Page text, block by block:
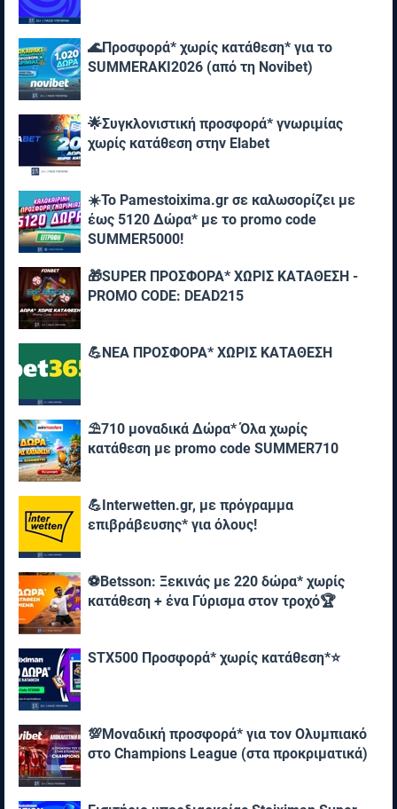
🌊Προσφορά* χωρίς κατάθεση* για το
SUMMERAKI2026 (από τη Novibet)
🌟Συγκλονιστική προσφορά* γνωριμίας
χωρίς κατάθεση στην Elabet
☀️To Pamestoixima.gr σε καλωσορίζει με
έως 5120 Δώρα* με το promo code
SUMMER5000!
🎁SUPER ΠΡΟΣΦΟΡΑ* ΧΩΡΙΣ ΚΑΤΑΘΕΣΗ -
PROMO CODE: DEAD215
💪ΝΕΑ ΠΡΟΣΦΟΡΑ* ΧΩΡΙΣ ΚΑΤΑΘΕΣΗ
⛱️710 μοναδικά Δώρα* Όλα χωρίς
κατάθεση με promo code SUMMER710
💪Interwetten.gr, με πρόγραμμα
επιβράβευσης* για όλους!
⚽Betsson: Ξεκινάς με 220 δώρα* χωρίς
κατάθεση + ένα Γύρισμα στον τροχό🏆
STX500 Προσφορά* χωρίς κατάθεση*⭐
💯Μοναδική προσφορά* για τoν Ολυμπιακό
στο Champions League (στα προκριματικά)